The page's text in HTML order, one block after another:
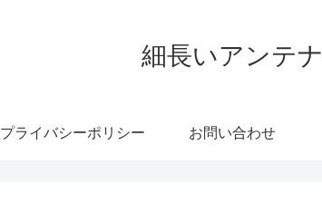
細長いアンテナ
プライバシーポリシー お問い合わせ